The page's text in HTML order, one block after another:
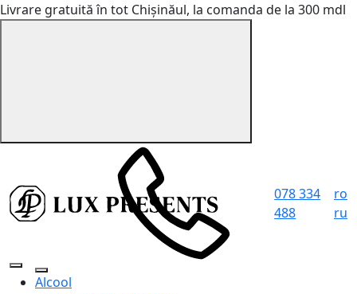
Livrare gratuită în tot Chișinăul, la comanda de la 300 mdl
078 334
488
ro
ru
Alcool